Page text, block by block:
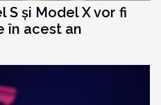
S și Model X vor fi
în acest an